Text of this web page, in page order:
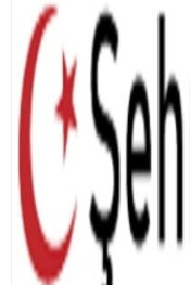
İçişleri Bakanı
Türkiye” Teşekkürü